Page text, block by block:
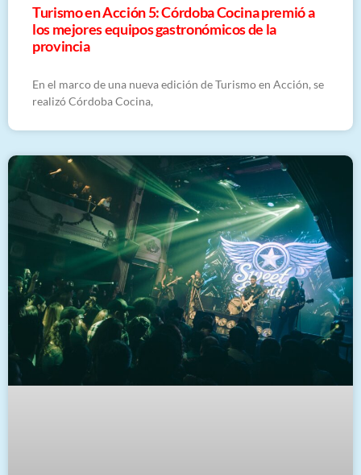
Turismo en Acción 5: Córdoba Cocina premió a
los mejores equipos gastronómicos de la
provincia
En el marco de una nueva edición de Turismo en Acción, se
realizó Córdoba Cocina,